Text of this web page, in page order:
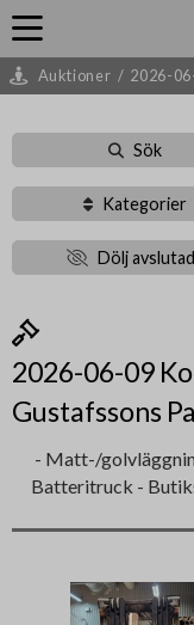
Auktioner / 2026-
Sök
Kategorier
Dölj
2026-06-09
Gustafssons
- Matt-/
Batteritruck -